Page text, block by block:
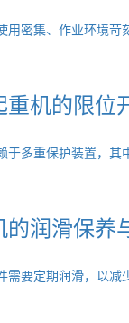
用密集、作业环境
机的限位
于多重保护装置，
润滑保养
需要定期润滑，以